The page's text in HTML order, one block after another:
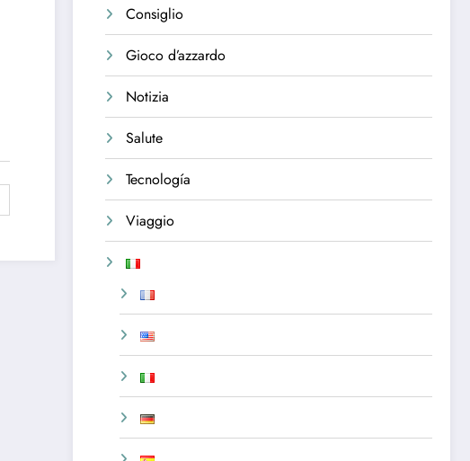
Consiglio
Gioco d’azzardo
Notizia
Salute
Tecnología
Viaggio